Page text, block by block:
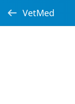
VetMed